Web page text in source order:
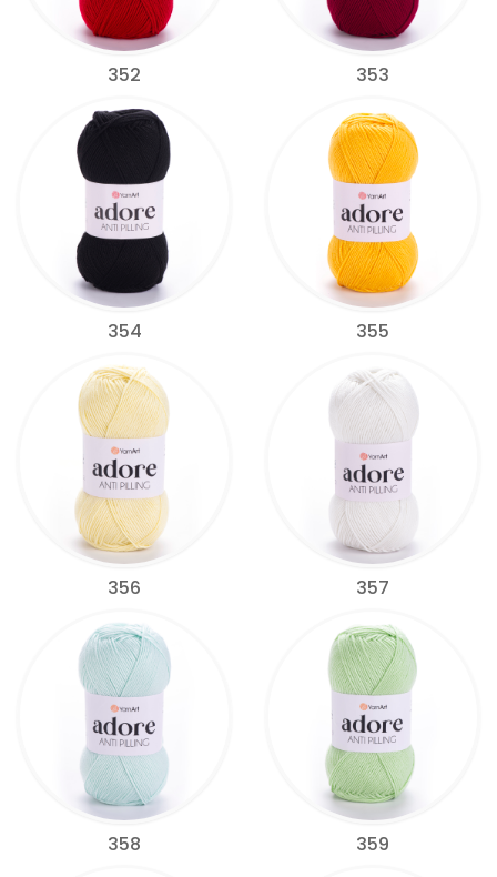
352 353
354 355
356 357
358 359